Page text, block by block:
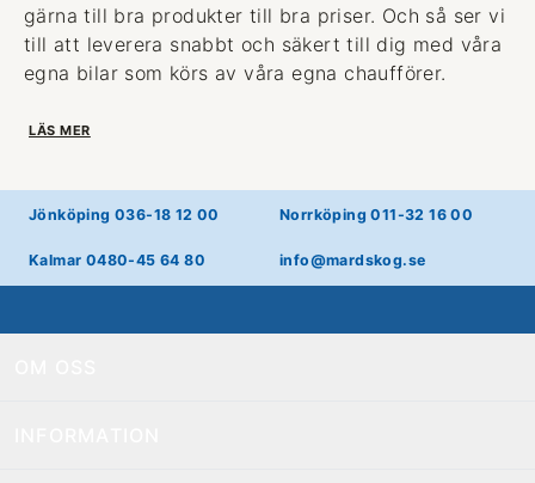
gärna till bra produkter till bra priser. Och så ser vi
till att leverera snabbt och säkert till dig med våra
egna bilar som körs av våra egna chaufförer.
LÄS MER
Jönköping 036-18 12 00 Norrköping 011-32 16 00
Kalmar 0480-45 64 80 info@mardskog.se